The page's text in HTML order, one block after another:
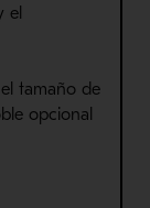
el
tamaño de
opcional